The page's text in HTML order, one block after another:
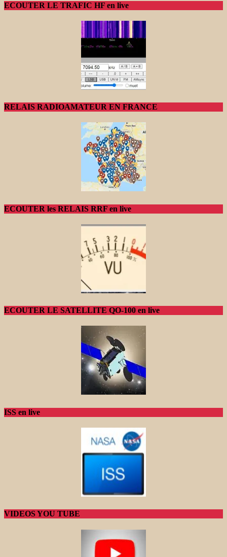
ECOUTER LE TRAFIC HF en live
RELAIS RADIOAMATEUR EN FRANCE
ECOUTER les RELAIS RRF en live
ECOUTER LE SATELLITE QO-100 en live
ISS en live
VIDEOS YOU TUBE